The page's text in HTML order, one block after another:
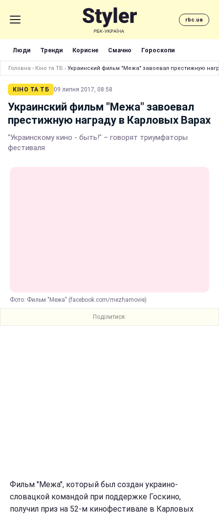
rbc.ua
Люди Тренди Корисне Смачно Гороскопи
Головна › Кіно та ТБ › Украинский фильм "Межа" завоевал престижную
КІНО ТА ТБ 09 липня 2017, 08:58
Украинский фильм "Межа" завоевал
престижную награду в Карловых Варах
"Украинскому кино - быть!" – говорят триумфаторы
фестиваля
Фото: Фильм "Межа" (facebook.com/mezhamovie)
Поділитися:
Фильм "Межа", который был создан украино-
словацкой командой при поддержке Госкино,
получил приз на 52-м кинофестивале в Карловых